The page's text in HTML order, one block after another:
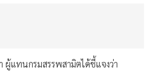
ผู้แทนกรมสรรพสามิตได้ชี้แจงว่า